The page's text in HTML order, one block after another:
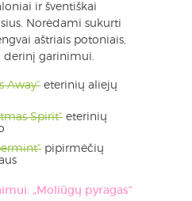
ir šventiškai
Norėdami sukurti
aštriais potoniais,
derinį garinimui.
Away“ eterinių aliejų
Spirit“ eterinių
pipirmėčių
„Moliūgų pyragas“